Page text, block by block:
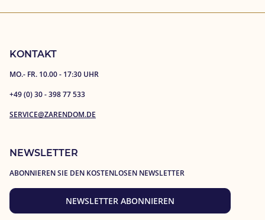
KONTAKT
MO.- FR. 10.00 - 17:30 UHR
+49 (0) 30 - 398 77 533
SERVICE@ZARENDOM.DE
NEWSLETTER
ABONNIEREN SIE DEN KOSTENLOSEN NEWSLETTER
NEWSLETTER ABONNIEREN